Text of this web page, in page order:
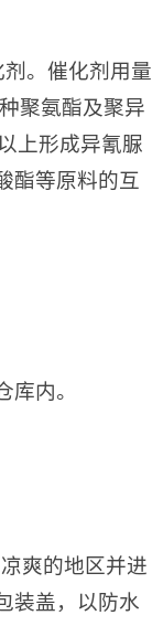
。催化剂用量
聚氨酯及聚异
上形成异氰脲
酯等原料的互
内。
爽的地区并进
装盖，以防水